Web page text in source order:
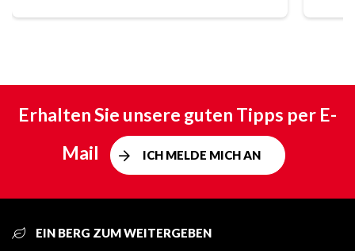
Erhalten Sie unsere guten Tipps per E-
Mail
ICH MELDE MICH AN
EIN BERG ZUM WEITERGEBEN